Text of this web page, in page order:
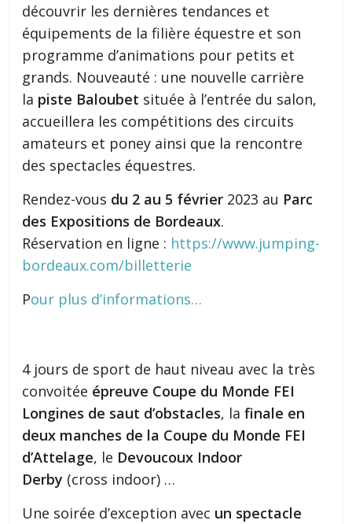
découvrir les dernières tendances et
équipements de la filière équestre et son
programme d’animations pour petits et
grands. Nouveauté : une nouvelle carrière
la piste Baloubet située à l’entrée du salon,
accueillera les compétitions des circuits
amateurs et poney ainsi que la rencontre
des spectacles équestres.
Rendez-vous du 2 au 5 février 2023 au Parc
des Expositions de Bordeaux.
Réservation en ligne : https://www.jumping-
bordeaux.com/billetterie
Pour plus d’informations…
4 jours de sport de haut niveau avec la très
convoitée épreuve Coupe du Monde FEI
Longines de saut d’obstacles, lafinale en
deux manches de la Coupe du Monde FEI
d’Attelage, le Devoucoux Indoor
Derby (cross indoor) …
Une soirée d’exception avec un spectacle